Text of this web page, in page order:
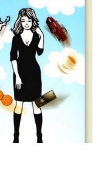
a Amber - z
jesienny
stało psica miała
odwołaliśmy,
oswajać z nami i
psa. Udało
i wówczas
na 100%.